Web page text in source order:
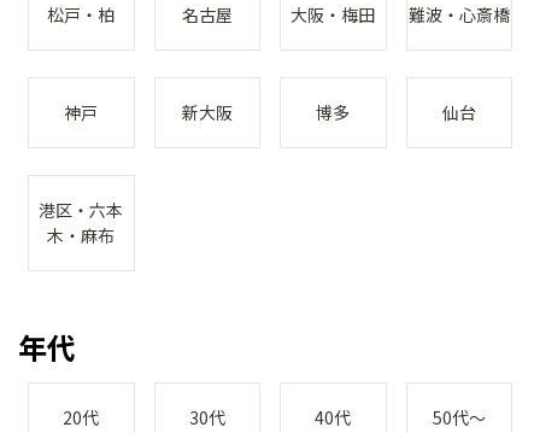
松戸・柏 名古屋 大阪・梅田 難波・心斎橋
神戸 新大阪 博多 仙台
港区・六本
木・麻布
年代
20代 30代 40代 50代～